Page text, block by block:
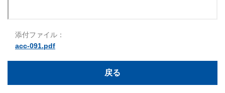
添付ファイル：
acc-091.pdf
戻る